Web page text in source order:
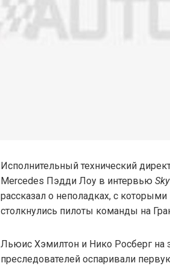
Исполнительный технический
Mercedes Пэдди Лоу в интервью
рассказал о неполадках, с которыми
столкнулись пилоты команды на
Льюис Хэмилтон и Нико Росберг на
преследователей оспаривали